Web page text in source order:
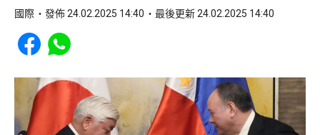
國際 發佈 24.02.2025 14:40 最後更新 24.02.2025 14:40
Share to Facebook
Share to WhatsApp